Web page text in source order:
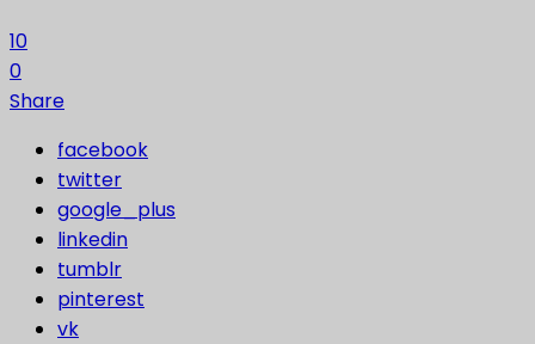
10
0
Share
facebook
twitter
google_plus
linkedin
tumblr
pinterest
vk